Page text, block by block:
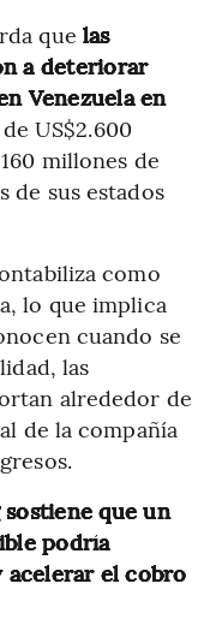
que las
a deteriorar
Venezuela en
US$2.600
millones de
de sus estados
como
lo que implica
cuando se
las
alrededor de
de la compañía
sostiene que un
podría
acelerar el cobro